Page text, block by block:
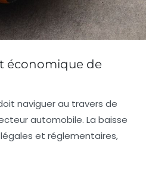
économique de
naviguer au travers de
automobile. La baisse
et réglementaires,